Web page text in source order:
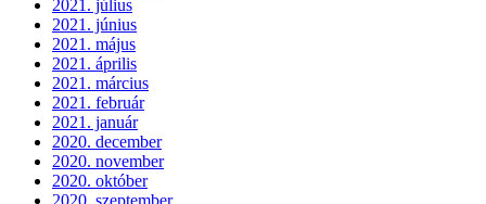
2021. július
2021. június
2021. május
2021. április
2021. március
2021. február
2021. január
2020. december
2020. november
2020. október